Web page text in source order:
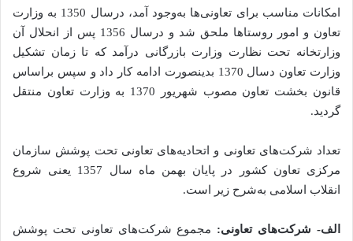
امکانات مناسب برای تعاونی‌ها به‌وجود آمد، درسال 1350 به وزارت
تعاون و امور روستاها ملحق شد و درسال 1356 پس از انحلال آن
وزارتخانه تحت نظارت وزارت بازرگانی درآمد که تا زمان تشکیل
وزارت تعاون دسال 1370 بدینصورت ادامه کار داد و سپس براساس
قانون بخشت تعاون مصوب شهریور 1370 به وزارت تعاون منتقل
گردید.
تعداد شرکت‌های تعاونی و اتحادیه‌های تعاونی تحت پوشش سازمان
مرکزی تعاون کشور در پایان بهمن ماه سال 1357 یعنی شروع
انقلاب اسلامی به‌شرح زیر است.
الف- شرکت‌های تعاونی: مجموع شرکت‌های تعاونی تحت پوشش